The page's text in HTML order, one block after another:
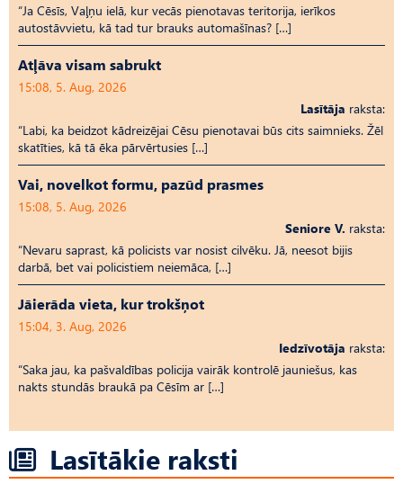
“Ja Cēsīs, Vaļņu ielā, kur vecās pienotavas teritorija, ierīkos
autostāvvietu, kā tad tur brauks automašīnas? […]
Atļāva visam sabrukt
15:08, 5. Aug, 2026
Lasītāja raksta:
“Labi, ka beidzot kādreizējai Cēsu pienotavai būs cits saimnieks. Žēl
skatīties, kā tā ēka pārvērtusies […]
Vai, novelkot formu, pazūd prasmes
15:08, 5. Aug, 2026
Seniore V. raksta:
“Nevaru saprast, kā policists var nosist cilvēku. Jā, neesot bijis
darbā, bet vai policistiem neiemāca, […]
Jāierāda vieta, kur trokšņot
15:04, 3. Aug, 2026
Iedzīvotāja raksta:
“Saka jau, ka pašvaldības policija vairāk kontrolē jauniešus, kas
nakts stundās braukā pa Cēsīm ar […]
Lasītākie raksti